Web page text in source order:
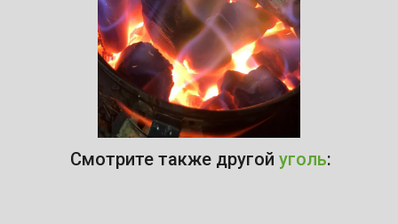
Смотрите также другой уголь: